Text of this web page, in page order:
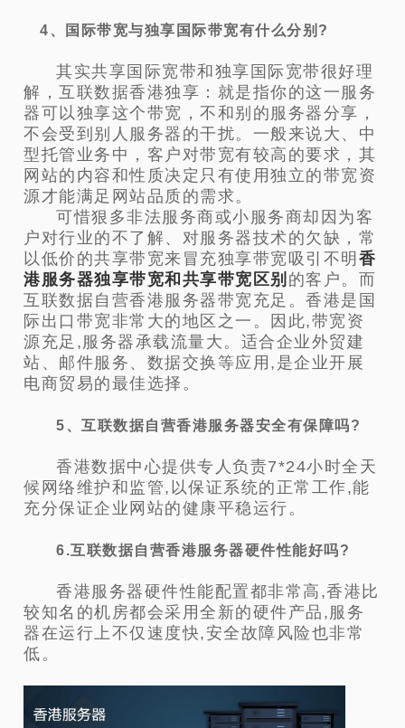
4、国际带宽与独享国际带宽有什么分别?
其实共享国际宽带和独享国际宽带很好理
解，互联数据香港独享：就是指你的这一服务
器可以独享这个带宽，不和别的服务器分享，
不会受到别人服务器的干扰。一般来说大、中
型托管业务中，客户对带宽有较高的要求，其
网站的内容和性质决定只有使用独立的带宽资
源才能满足网站品质的需求。
可惜狠多非法服务商或小服务商却因为客
户对行业的不了解、对服务器技术的欠缺，常
以低价的共享带宽来冒充独享带宽吸引不明 香
港服务器独享带宽和共享带宽 区别 的客户 。而
互联数据自营香港服务器带宽充足。香港是国
际出口带宽非常大的地区之一。因此,带宽资
源充足,服务器承载流量大。适合企业外贸建
站、邮件服务、数据交换等应用,是企业开展
电商贸易的最佳选择。
5、互联数据自营香港服务器安全有保障吗?
香港数据中心提供专人负责7*24小时全天
候网络维护和监管,以保证系统的正常工作,能
充分保证企业网站的健康平稳运行。
6.互联数据自营香港服务器硬件性能好吗?
香港服务器硬件性能配置都非常高,香港比
较知名的机房都会采用全新的硬件产品,服务
器在运行上不仅速度快,安全故障风险也非常
低。